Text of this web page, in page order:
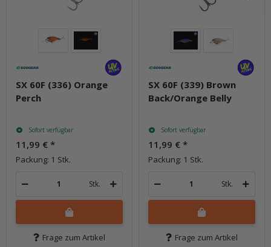
SX 60F (336) Orange
Perch
Sofort verfügbar
11,99 € *
Packung: 1 Stk.
Stk.
Frage zum Artikel
SX 60F (339) Brown
Back/Orange Belly
Sofort verfügbar
11,99 € *
Packung: 1 Stk.
Stk.
Frage zum Artikel